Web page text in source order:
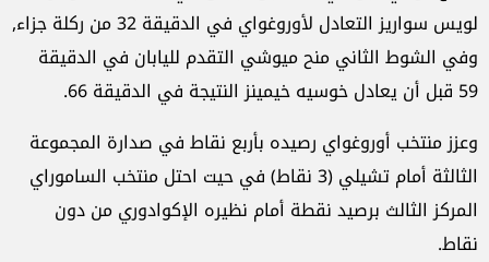
لويس سواريز التعادل لأوروغواي في الدقيقة 32 من ركلة جزاء,
وفي الشوط الثاني منح ميوشي التقدم لليابان في الدقيقة
59 قبل أن يعادل خوسيه خيمينز النتيجة في الدقيقة 66.
وعزز منتخب أوروغواي رصيده بأربع نقاط في صدارة المجموعة
الثالثة أمام تشيلي (3 نقاط) في حيت احتل منتخب الساموراي
المركز الثالث برصيد نقطة أمام نظيره الإكوادوري من دون
نقاط.